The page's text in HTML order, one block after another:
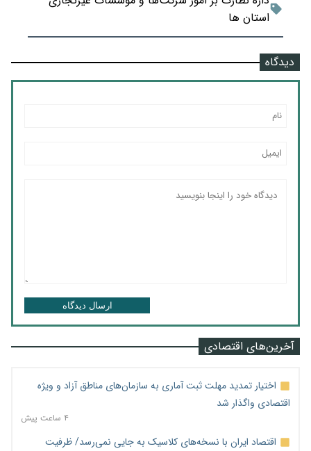
استان ها
دیدگاه
ارسال دیدگاه
آخرین‌های اقتصادی
اختیار تمدید مهلت ثبت آماری به سازمان‌های مناطق آزاد و ویژه
اقتصادی واگذار شد
۴ ساعت پیش
اقتصاد ایران با نسخه‌های کلاسیک به جایی نمی‌رسد/ ظرفیت